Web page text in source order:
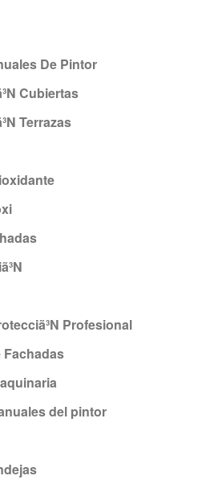
De Pintor
Cubiertas
Terrazas
Profesional
Fachadas
del pintor